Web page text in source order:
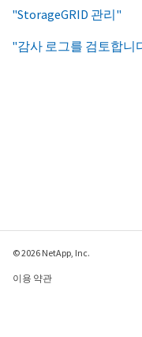
"StorageGRID 관리"
"감사 로그를 검토합니
© 2026 NetApp, Inc.
이용 약관